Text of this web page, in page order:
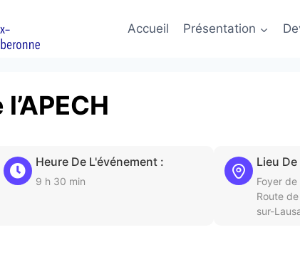
Accueil Présentation
Heure De L'événement :
9 h 30 min
Lieu
Foyer
Route
sur-